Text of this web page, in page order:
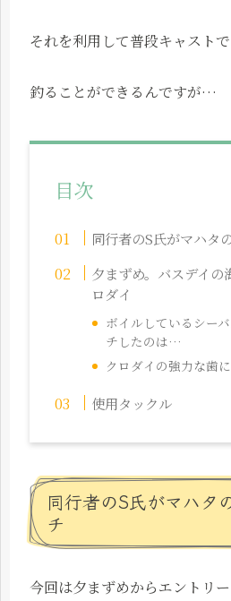
それを利用して普段キャスト
釣ることができるんですが…
目次
同行者のS氏がマハタ
夕まずめ。バスデイの
ロダイ
ボイルしているシー
チしたのは…
クロダイの強力な歯
使用タックル
同行者のS氏がマハタ
チ
今回は夕まずめからエントリ